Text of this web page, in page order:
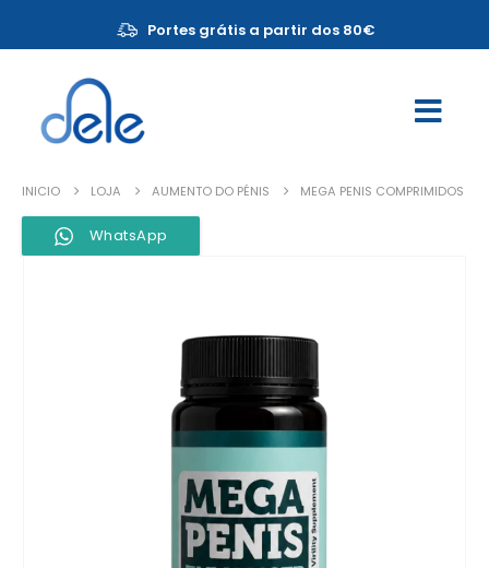
Portes grátis a partir dos 80€
INICIO LOJA AUMENTO DO PÉNIS MEGA PENIS COMPRIMIDOS
WhatsApp